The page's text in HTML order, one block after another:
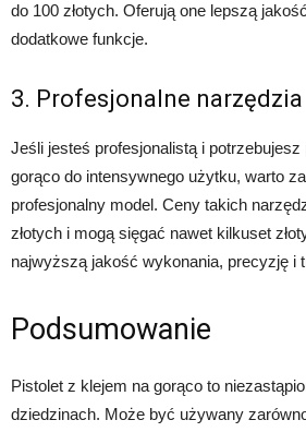
do 100 złotych. Oferują one lepszą
dodatkowe funkcje.
3. Profesjonalne narzędzia
Jeśli jesteś profesjonalistą i
gorąco do intensywnego użytku, warto
profesjonalny model. Ceny takich
złotych i mogą sięgać nawet kilkuset
najwyższą jakość wykonania, precyzję i
Podsumowanie
Pistolet z klejem na gorąco to
dziedzinach. Może być używany